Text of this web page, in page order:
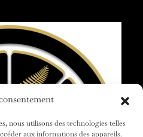
nous utilisons des technologies telles
aux informations des appareils.